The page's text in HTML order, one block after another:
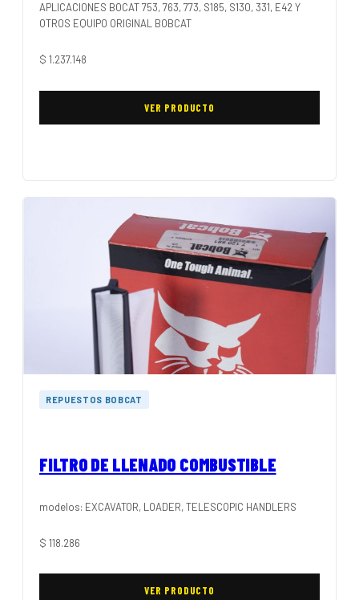
APLICACIONES BOCAT 753, 763, 773, S185, S130, 331, E42 Y
OTROS EQUIPO ORIGINAL BOBCAT
$ 1.237.148
VER PRODUCTO
REPUESTOS BOBCAT
FILTRO DE LLENADO COMBUSTIBLE
modelos: EXCAVATOR, LOADER, TELESCOPIC HANDLERS
$ 118.286
VER PRODUCTO